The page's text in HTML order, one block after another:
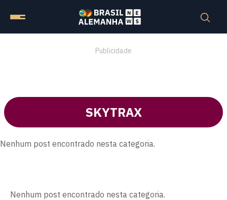
Publicidade
SKYTRAX
Nenhum post encontrado nesta categoria.
Nenhum post encontrado nesta categoria.